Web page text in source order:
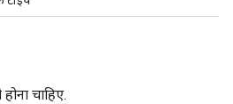
चाहिए.